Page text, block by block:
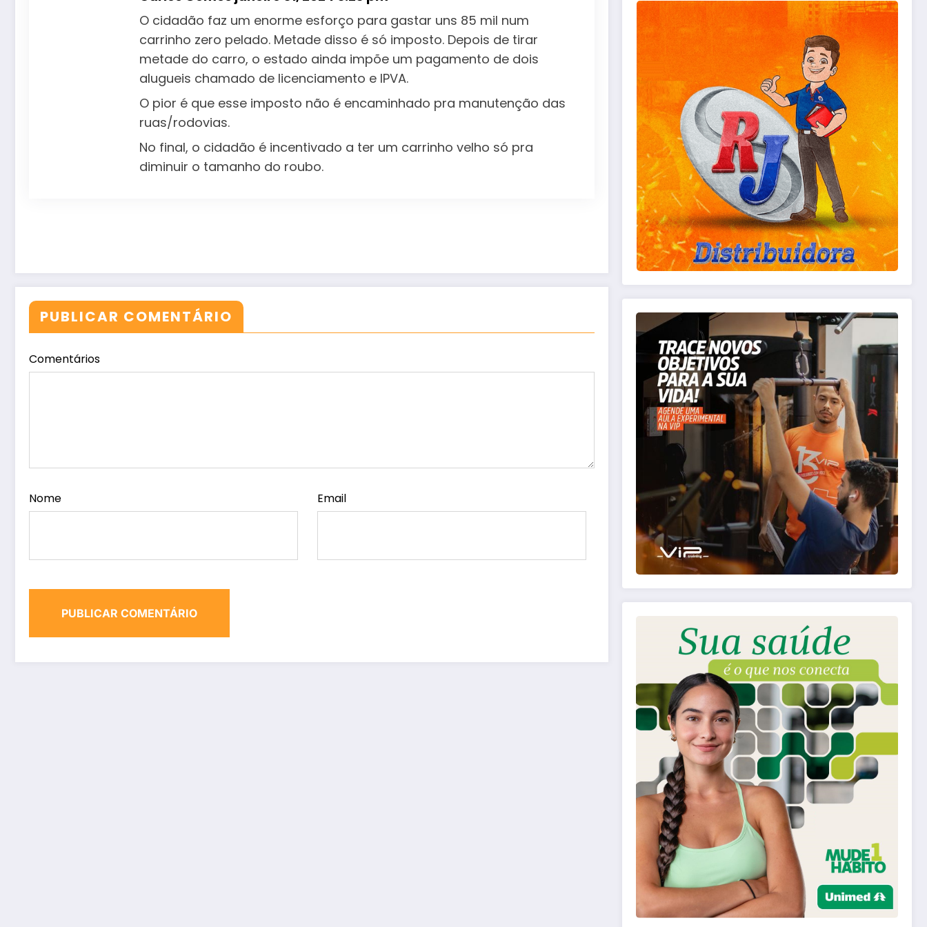
O cidadão faz um enorme esforço para gastar uns 85 mil num
carrinho zero pelado. Metade disso é só imposto. Depois de tirar
metade do carro, o estado ainda impõe um pagamento de dois
alugueis chamado de licenciamento e IPVA.
O pior é que esse imposto não é encaminhado pra manutenção das
ruas/rodovias.
No final, o cidadão é incentivado a ter um carrinho velho só pra
diminuir o tamanho do roubo.
PUBLICAR COMENTÁRIO
Comentários
Nome Email